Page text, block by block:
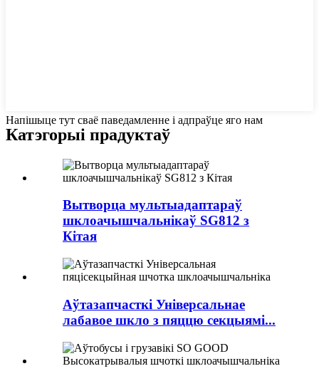
Напішыце тут сваё паведамленне і адпраўце яго нам
Катэгорыі прадуктаў
Вытворца мультыадаптараў
шклоачышчальнікаў SG812 з
Кітая
Аўтазапчасткі Універсальнае
лабавое шкло з пяццю секцыямі...